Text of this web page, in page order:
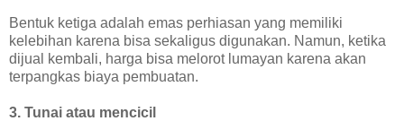
Bentuk ketiga adalah emas perhiasan yang memiliki
kelebihan karena bisa sekaligus digunakan. Namun, ketika
dijual kembali, harga bisa melorot lumayan karena akan
terpangkas biaya pembuatan.
3. Tunai atau mencicil